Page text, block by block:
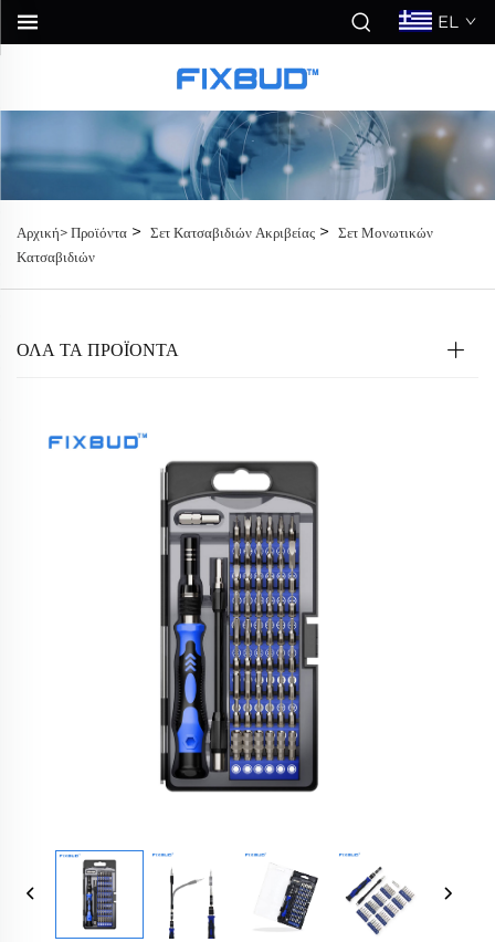
EL
Αρχική>Προϊόντα > Σετ Κατσαβιδιών Ακριβείας > Σετ Μονωτικών
Κατσαβιδιών
ΟΛΑ ΤΑ ΠΡΟΪΟΝΤΑ